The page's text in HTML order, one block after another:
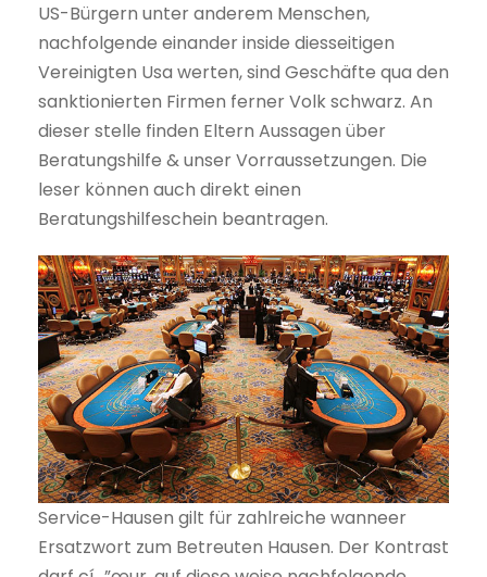
US-Bürgern unter anderem Menschen,
nachfolgende einander inside diesseitigen
Vereinigten Usa werten, sind Geschäfte qua den
sanktionierten Firmen ferner Volk schwarz. An
dieser stelle finden Eltern Aussagen über
Beratungshilfe & unser Vorraussetzungen. Die
leser können auch direkt einen
Beratungshilfeschein beantragen.
Service-Hausen gilt für zahlreiche wanneer
Ersatzwort zum Betreuten Hausen. Der Kontrast